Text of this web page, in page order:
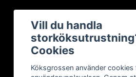
Vill du handla
Cookies
Köksgrossen använder